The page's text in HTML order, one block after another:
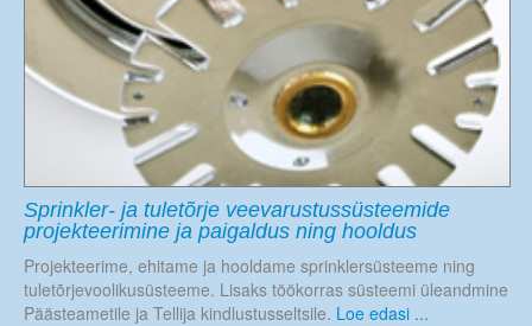
Sprinkler- ja tuletõrje veevarustussüsteemide
projekteerimine ja paigaldus ning hooldus
Projekteerime, ehitame ja hooldame sprinklersüsteeme ning
tuletõrjevoolikusüsteeme. Lisaks töökorras süsteemi üleandmine
Päästeametile ja Tellija kindlustusseltsile. Loe edasi ...